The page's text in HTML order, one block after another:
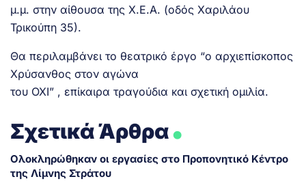
μ.μ. στην αίθουσα της Χ.Ε.Α. (οδός Χαριλάου
Τρικούπη 35).
Θα περιλαμβάνει το θεατρικό έργο “ο αρχιεπίσκοπος
Χρύσανθος στον αγώνα
του ΟΧΙ” , επίκαιρα τραγούδια και σχετική ομιλία.
Σχετικά Άρθρα.
Ολοκληρώθηκαν οι εργασίες στο Προπονητικό Κέντρο
της Λίμνης Στράτου